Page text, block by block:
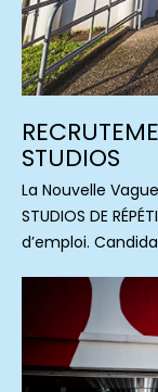
STUDIOS
La Nouvelle Vague
STUDIOS DE
d’emploi.